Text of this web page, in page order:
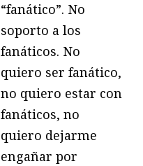
“fanático”. No
soporto a los
fanáticos. No
quiero ser fanático,
no quiero estar con
fanáticos, no
quiero dejarme
engañar por